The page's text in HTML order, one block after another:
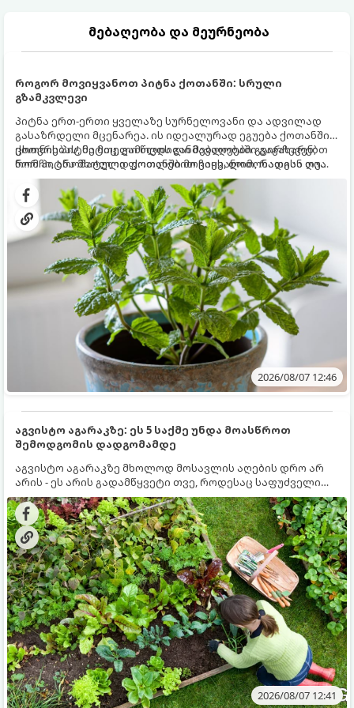
მებაღეობა და მეურნეობა
როგორ მოვიყვანოთ პიტნა ქოთანში: სრული
გზამკვლევი
პიტნა ერთ-ერთი ყველაზე სურნელოვანი და ადვილად
გასაზრდელი მცენარეა. ის იდეალურად ეგუება ქოთანში
ცხოვრებას, მეტიც, გამოცდილი მებაღეები გვირჩევენ,
რომ პიტნა მხოლოდ ქოთანში მოვიყვანოთ, რადგან ღია
გრუნტში (ბაღში) დარგვისას ის ფესვებით ძალიან
სწრაფად ვრცელდება და სხვა მცენარეებს ავიწროებს.
ქოთნის პიტნა მთელი წლის განმავლობაში გაგახარებთ
ნორჩი, არომატული ფოთლებით ჩაის, ლიმონათისა თუ
კერძებისთვის.
2026/08/07 12:46
აგვისტო აგარაკზე: ეს 5 საქმე უნდა მოასწროთ
შემოდგომის დადგომამდე
აგვისტო აგარაკზე მხოლოდ მოსავლის აღების დრო არ
არის - ეს არის გადამწყვეტი თვე, როდესაც საფუძველი
ეყრება მომავალი წლის მოსავალს და ბაღი მზადდება
შემოდგომა-ზამთრის სეზონისთვის. იმისათვის, რომ
ნიადაგმა ენერგია აღიდგინოს, ხოლო მცენარეებმა
ზამთარს გაუძლონ, აგვისტოს ბოლომდე 5
მნიშვნელოვანი საქმის გაკეთება უნდა მოასწროთ:
2026/08/07 12:41